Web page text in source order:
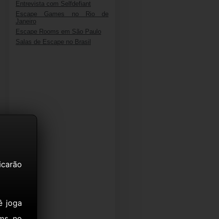
joga
Entrevista com Selfdefiant
Escape Games no Rio de
Janeiro
Escape Rooms em São Paulo
Salas de Escape no Brasil